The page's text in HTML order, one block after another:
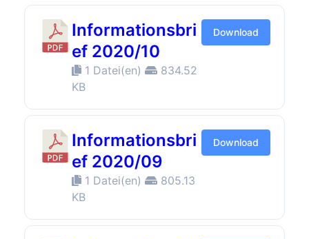
Informationsbri
ef 2020/10
1 Datei(en)
834.52
KB
Download
Informationsbri
ef 2020/09
1 Datei(en)
805.13
KB
Download